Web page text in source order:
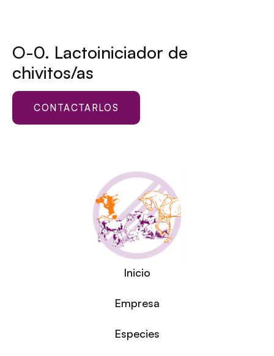
O-0. Lactoiniciador de
chivitos/as
CONTACTARLOS
Inicio
Empresa
Especies